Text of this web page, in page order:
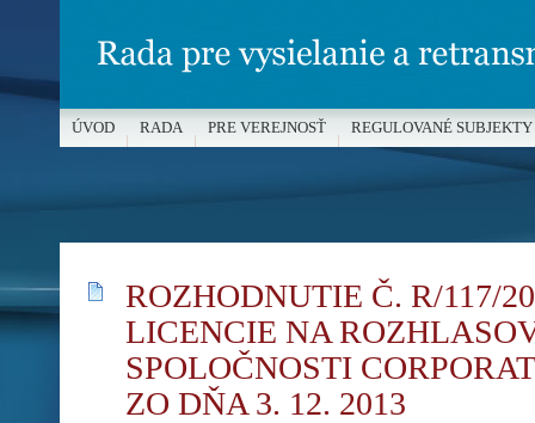
ROZHODNUTIE Č. R/117/
LICENCIE NA
SPOLOČNOSTI
ZO DŇA 3. 12. 2013
ÚVOD RADA PRE VEREJNOSŤ REGULOVANÉ SUBJEKTY